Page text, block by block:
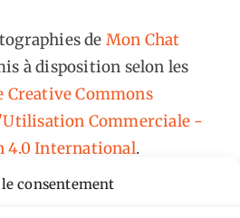
consentement
de Mon Chat
à disposition selon les
Creative Commons
Commerciale -
4.0 International.
de
https://mcalp.fr